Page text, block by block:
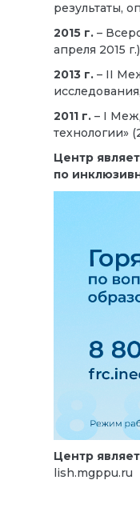
результаты,
2015 г. –
апреля 2015 г.)
2013 г. – II
2011 г. – I
технологии»
Центр
по
Центр
lish.mgppu.ru